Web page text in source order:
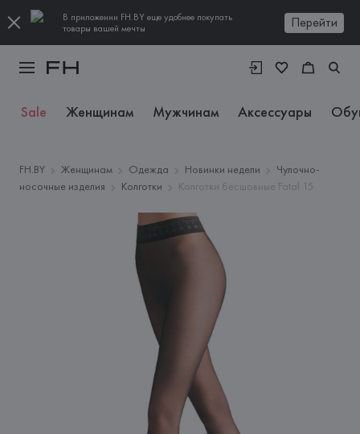
В приложении FH.BY еще удобнее покупать
товары вашей мечты
Перейти
Sale Женщинам Мужчинам Аксессуары
FH.BY Женщинам Одежда Новинки недели
Чулочно-
носочные изделия
Колготки Колготки бесшовные Fatal 15